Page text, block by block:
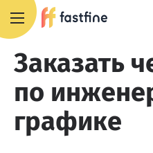
Заказать
по
графике